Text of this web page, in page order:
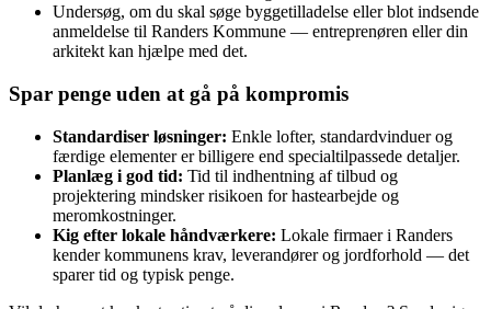
Undersøg, om du skal søge byggetilladelse eller blot indsende
anmeldelse til Randers Kommune — entreprenøren eller din
arkitekt kan hjælpe med det.
Spar penge uden at gå på kompromis
Standardiser løsninger: Enkle lofter, standardvinduer og
færdige elementer er billigere end specialtilpassede detaljer.
Planlæg i god tid: Tid til indhentning af tilbud og
projektering mindsker risikoen for hastearbejde og
meromkostninger.
Kig efter lokale håndværkere: Lokale firmaer i Randers
kender kommunens krav, leverandører og jordforhold — det
sparer tid og typisk penge.